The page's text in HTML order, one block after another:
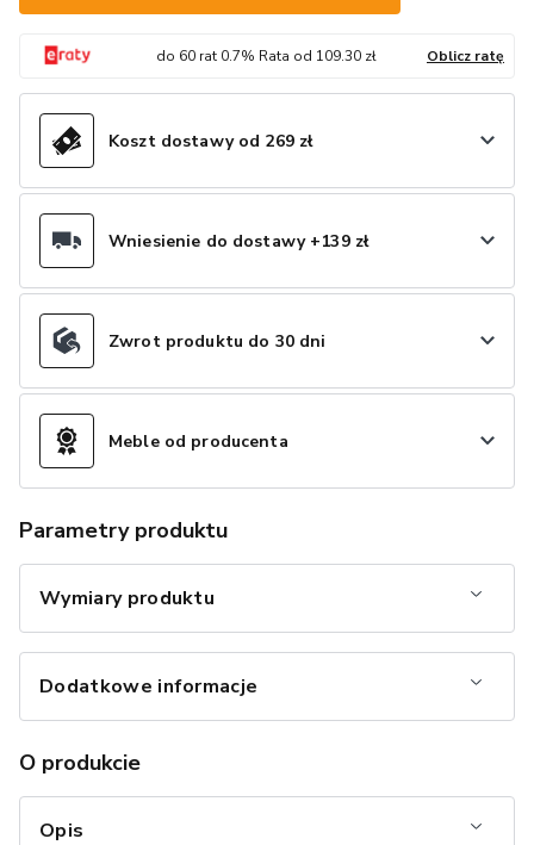
do 60rat 0.7% Rata od 109.30zł Oblicz ratę
Koszt dostawy od 269 zł
Wniesienie do dostawy +139 zł
Zwrot produktu do 30 dni
Meble od producenta
Parametry produktu
Wymiary produktu
Dodatkowe informacje
O produkcie
Opis